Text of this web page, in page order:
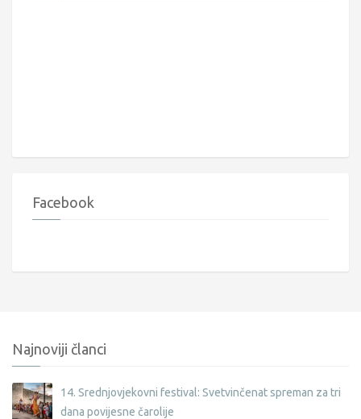
Facebook
Najnoviji članci
14. Srednjovjekovni festival: Svetvinčenat spreman za tri
dana povijesne čarolije